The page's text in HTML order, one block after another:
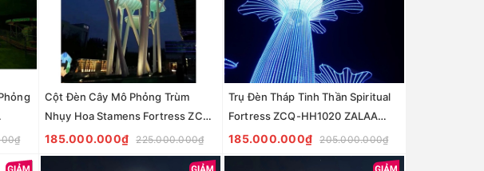
Cột Đèn Cây Mô Phỏng Trùm
Nhụy Hoa Stamens Fortress ZCQ-
HH1021 ZALAA Chiếu Sáng Cảnh
Quan
185.000.000₫ 225.000.000₫
Trụ Đèn Tháp Tinh Thần Spiritual
Fortress ZCQ-HH1020 ZALAA
Chiếu Sáng Cảnh Quan
185.000.000₫ 205.000.000₫